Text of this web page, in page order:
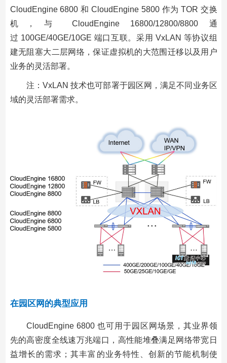
CloudEngine 6800 和 CloudEngine 5800 作为 TOR 交换
机，与 CloudEngine 16800/12800/8800 通
过 100GE/40GE/10GE 端口互联。采用 VxLAN 等协议组
建无阻塞大二层网络，保证虚拟机的大范围迁移以及用户
业务的灵活部署。
注：VxLAN 技术也可部署于园区网，满足不同业务区
域的灵活部署需求。
在园区网的典型应用
CloudEngine 6800 也可用于园区网场景，其业界领
先的高密度全线速万兆端口，高性能堆叠满足网络带宽日
益增长的需求；其丰富的业务特性、创新的节能机制使